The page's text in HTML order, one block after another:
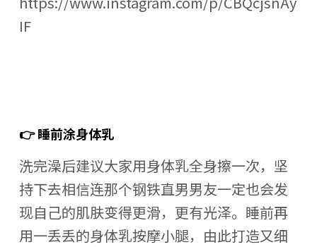
IF
👉 睡前涂身体乳
洗完澡后建议大家用身体乳全身擦一次，坚
持下去相信连那个钢铁直男男友一定也会发
现自己的肌肤变得更滑，更有光泽。睡前再
用一丢丢的身体乳按摩小腿，由此打造又细